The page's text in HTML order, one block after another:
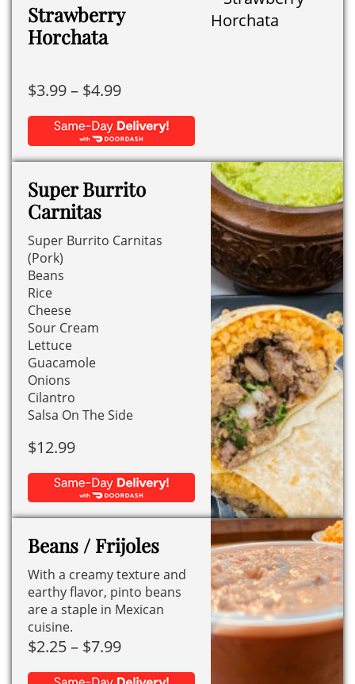
Strawberry
Horchata
$3.99– $4.99Price
range:
$3.99
through
$4.99
Este
producto
tiene
múltiples
variantes.
Las
opciones
se
pueden
elegir
en
la
página
de
Super Burrito
Carnitas
Super Burrito Carnitas
(Pork)
Beans
Rice
Cheese
Sour Cream
Lettuce
Guacamole
Onions
Cilantro
Salsa On The Side
$12.99
Beans / Frijoles
With a creamy texture and
earthy flavor, pinto beans
are a staple in Mexican
cuisine.
$2.25– $7.99Price
range: